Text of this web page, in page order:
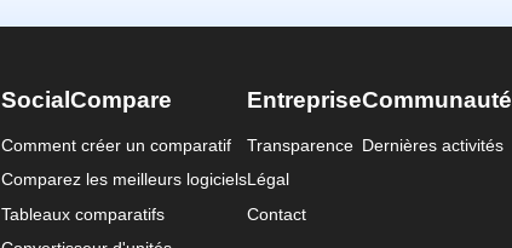
SocialCompare
Comment créer un comparatif
Comparez les meilleurs logiciels
Tableaux comparatifs
Entreprise
Transparence
Légal
Contact
Communauté
Dernières activités